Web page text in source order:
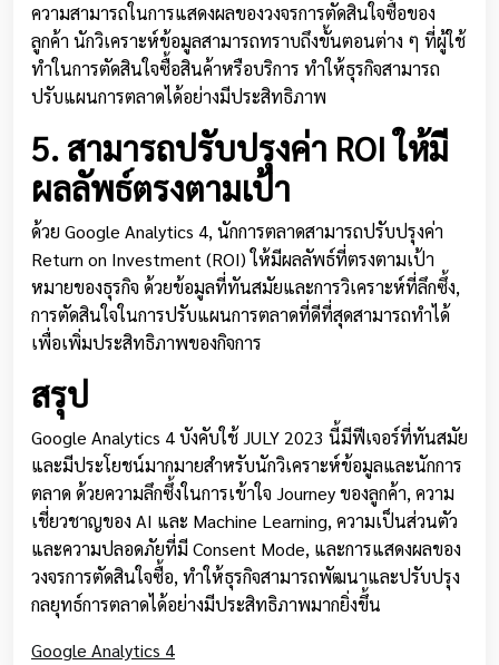
ความสามารถในการแสดงผลของวงจรการตัดสินใจซื้อของ
ลูกค้า นักวิเคราะห์ข้อมูลสามารถทราบถึงขั้นตอนต่าง ๆ ที่ผู้ใช้
ทำในการตัดสินใจซื้อสินค้าหรือบริการ ทำให้ธุรกิจสามารถ
ปรับแผนการตลาดได้อย่างมีประสิทธิภาพ
5. สามารถปรับปรุงค่า ROI ให้มี
ผลลัพธ์ตรงตามเป้า
ด้วย Google Analytics 4, นักการตลาดสามารถปรับปรุงค่า
Return on Investment (ROI) ให้มีผลลัพธ์ที่ตรงตามเป้า
หมายของธุรกิจ ด้วยข้อมูลที่ทันสมัยและการวิเคราะห์ที่ลึกซึ้ง,
การตัดสินใจในการปรับแผนการตลาดที่ดีที่สุดสามารถทำได้
เพื่อเพิ่มประสิทธิภาพของกิจการ
สรุป
Google Analytics 4 บังคับใช้ JULY 2023 นี้มีฟีเจอร์ที่ทันสมัย
และมีประโยชน์มากมายสำหรับนักวิเคราะห์ข้อมูลและนักการ
ตลาด ด้วยความลึกซึ้งในการเข้าใจ Journey ของลูกค้า, ความ
เชี่ยวชาญของ AI และ Machine Learning, ความเป็นส่วนตัว
และความปลอดภัยที่มี Consent Mode, และการแสดงผลของ
วงจรการตัดสินใจซื้อ, ทำให้ธุรกิจสามารถพัฒนาและปรับปรุง
กลยุทธ์การตลาดได้อย่างมีประสิทธิภาพมากยิ่งขึ้น
Google Analytics 4